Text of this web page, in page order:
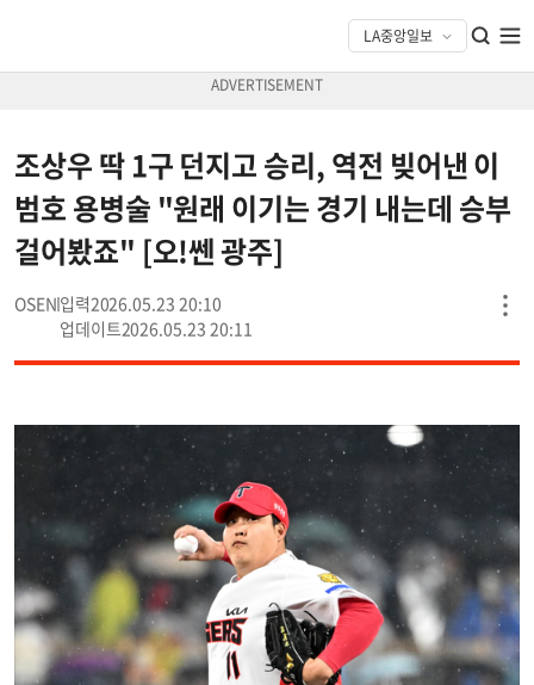
조상우 딱 1구 던지고 승리, 역전 빚어낸 이
범호 용병술 "원래 이기는 경기 내는데 승부
걸어봤죠" [오!쎈 광주]
OSEN
2026.05.23 20:10
2026.05.23 20:11